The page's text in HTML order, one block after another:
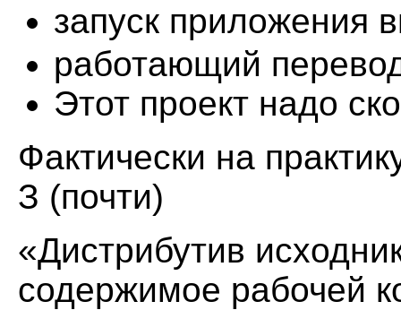
запуск приложения
работающий
Этот проект надо
Фактически на
З (почти)
«Дистрибутив
содержимое рабочей